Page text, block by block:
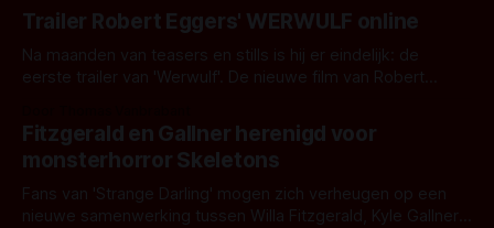
Trailer Robert Eggers' WERWULF online
Na maanden van teasers en stills is hij er eindelijk: de
eerste trailer van 'Werwulf'. De nieuwe film van Robert
kille stijl vol folklore en mythe. Het topic deze keer is (kon
het het al raden?)... de weerwolf. Kijk je mee?
Fitzgerald en Gallner herenigd voor
monsterhorror Skeletons
Fans van 'Strange Darling' mogen zich verheugen op een
nieuwe samenwerking tussen Willa Fitzgerald, Kyle Gallner